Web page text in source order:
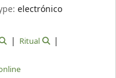
electrónico
Ritual